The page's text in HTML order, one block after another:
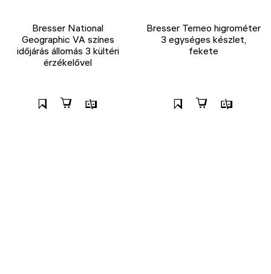
Bresser National
Geographic VA színes
időjárás állomás 3 kültéri
érzékelővel
Bresser Temeo higrométer
3 egységes készlet,
fekete